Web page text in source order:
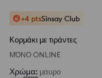
+4 ptsSinsay Club
Κορμάκι με τιράντες
ΜΌΝΟ ONLINE
Χρώμα: μαυρο